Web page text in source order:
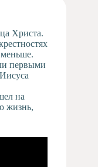
Христа.
меньше.
первыми
на
жизнь,